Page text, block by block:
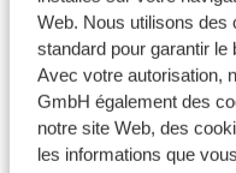
Web. Nous utilisons des
standard pour garantir le
Avec votre autorisation,
GmbH également des
notre site Web, des
les informations que
Anonyme
Couples
Voir